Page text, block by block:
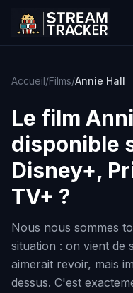
Accueil/Films/Annie Hall
Le film
disponible
Disney+,
TV+ ?
Nous nous sommes
situation : on vient de
aimerait revoir, mais
dessus. C'est